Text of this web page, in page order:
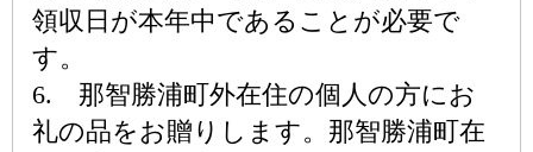
領収日が本年中であることが必要で
す。
6. 那智勝浦町外在住の個人の方にお
礼の品をお贈りします。那智勝浦町在